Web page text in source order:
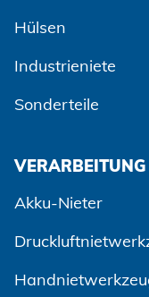
Hülsen
Industrieniete
Sonderteile
VERARBEITUNG
Akku-Nieter